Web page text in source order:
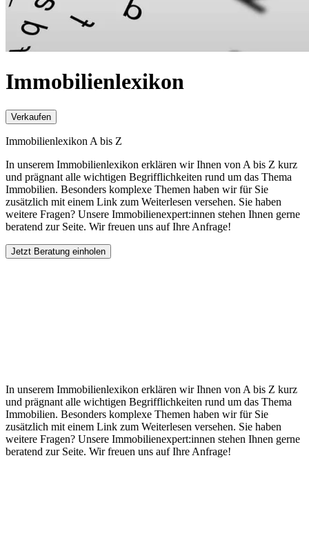
Immobilienlexikon
Verkaufen
Immobilienlexikon A bis Z
In unserem Immobilienlexikon erklären wir Ihnen von A bis Z kurz
und prägnant alle wichtigen Begrifflichkeiten rund um das Thema
Immobilien. Besonders komplexe Themen haben wir für Sie
zusätzlich mit einem Link zum Weiterlesen versehen. Sie haben
weitere Fragen? Unsere Immobilienexpert:innen stehen Ihnen gerne
beratend zur Seite. Wir freuen uns auf Ihre Anfrage!
Jetzt Beratung einholen
In unserem Immobilienlexikon erklären wir Ihnen von A bis Z kurz
und prägnant alle wichtigen Begrifflichkeiten rund um das Thema
Immobilien. Besonders komplexe Themen haben wir für Sie
zusätzlich mit einem Link zum Weiterlesen versehen. Sie haben
weitere Fragen? Unsere Immobilienexpert:innen stehen Ihnen gerne
beratend zur Seite. Wir freuen uns auf Ihre Anfrage!